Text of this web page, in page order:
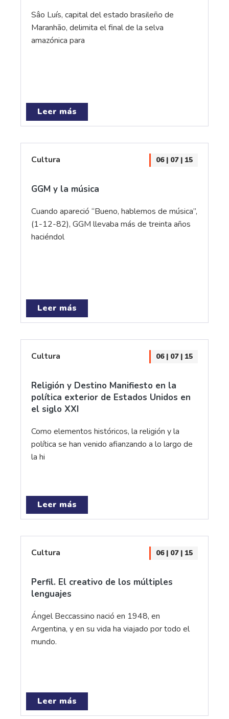
Sâo Luís, capital del estado brasileño de
Maranhão, delimita el final de la selva
amazónica para
Leer más
Cultura 06 | 07 | 15
GGM y la música
Cuando apareció “Bueno, hablemos de música”,
(1-12-82), GGM llevaba más de treinta años
haciéndol
Leer más
Cultura 06 | 07 | 15
Religión y Destino Manifiesto en la
política exterior de Estados Unidos en
el siglo XXI
Como elementos históricos, la religión y la
política se han venido afianzando a lo largo de
la hi
Leer más
Cultura 06 | 07 | 15
Perfil. El creativo de los múltiples
lenguajes
Ángel Beccassino nació en 1948, en
Argentina, y en su vida ha viajado por todo el
mundo.
Leer más